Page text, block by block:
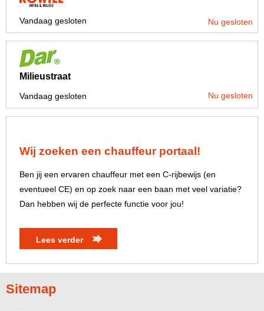
Vandaag gesloten Nu gesloten
Milieustraat
Vandaag gesloten Nu gesloten
Wij zoeken een chauffeur portaal!
Ben jij een ervaren chauffeur met een C-rijbewijs (en
eventueel CE) en op zoek naar een baan met veel variatie?
Dan hebben wij de perfecte functie voor jou!
Lees verder
Sitemap